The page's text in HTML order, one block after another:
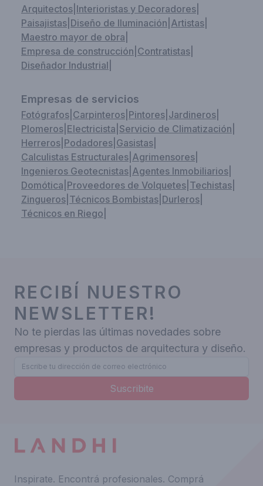
Arquitectos Interioristas y Decoradores
Paisajistas Diseño de Iluminación Artistas
Maestro mayor de obra
Empresa de construcción Contratistas
Diseñador Industrial
Empresas de servicios
Fotógrafos Carpinteros Pintores Jardineros
Plomeros Electricista Servicio de Climatización
Herreros Podadores Gasistas
Calculistas Estructurales Agrimensores
Ingenieros Geotecnistas Agentes Inmobiliarios
Domótica Proveedores de Volquetes Techistas
Zingueros Técnicos Bombistas Durleros
Técnicos en Riego
RECIBÍ NUESTRO
NEWSLETTER!
No te pierdas las últimas novedades sobre
empresas y productos de arquitectura y diseño.
Suscribite
Inspirate. Encontrá profesionales. Comprá